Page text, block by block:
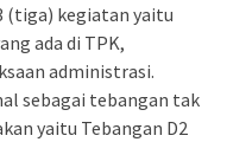
(tiga) kegiatan yaitu
ada di TPK,
administrasi.
sebagai tebangan tak
yaitu Tebangan D2